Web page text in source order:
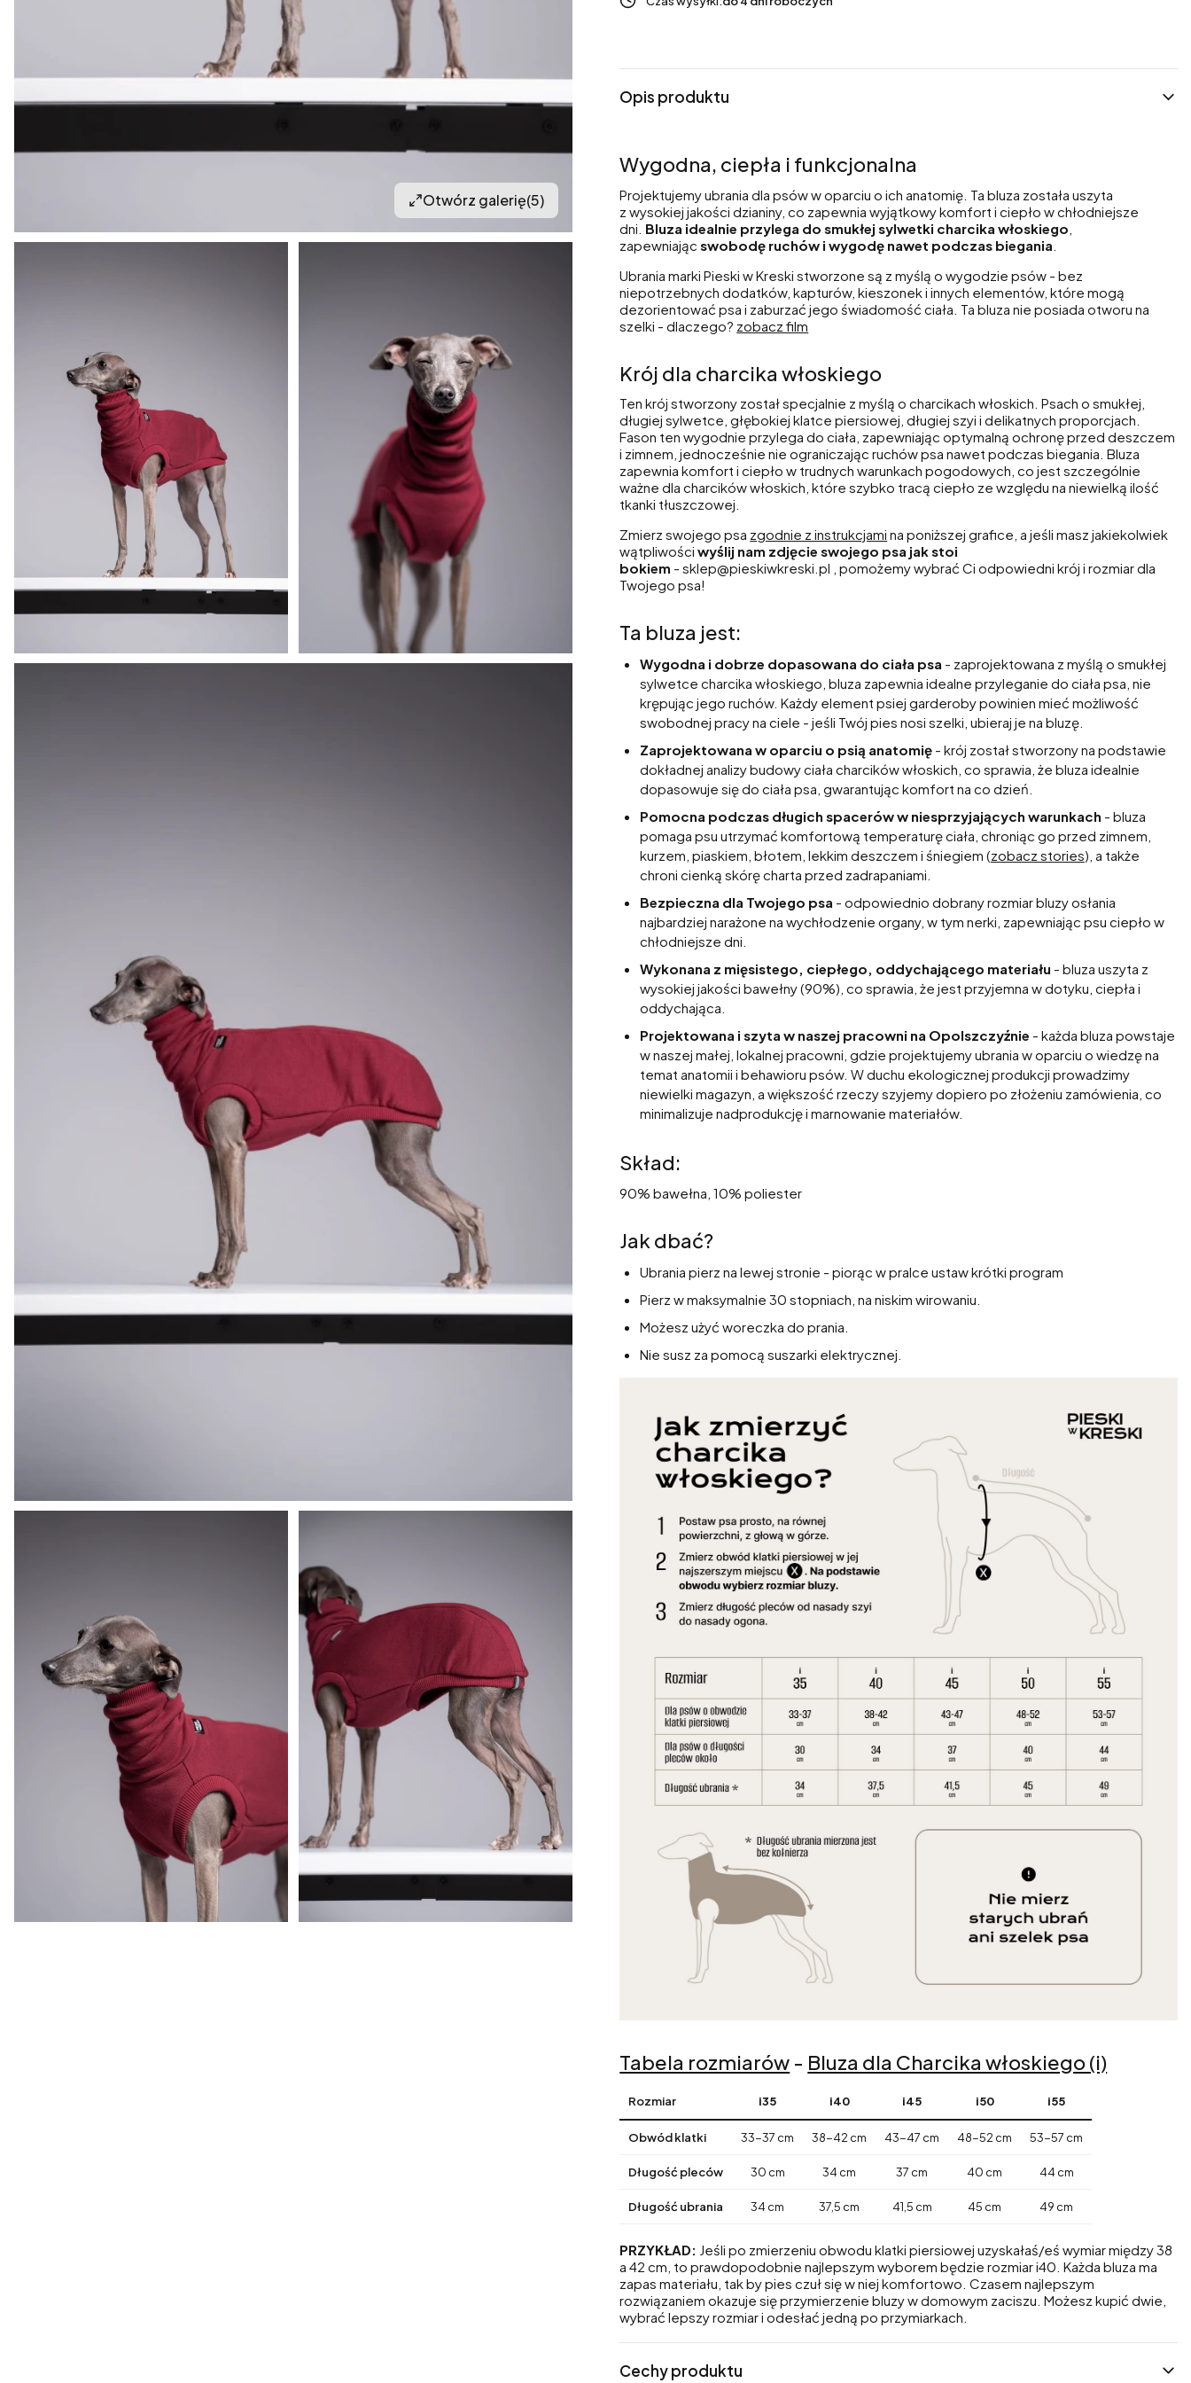
Otwórz galerię(5)
Opis produktu
Wygodna, ciepła i funkcjonalna
Projektujemy ubrania dla psów w oparciu o ich anatomię. Ta bluza została uszyta
z wysokiej jakości dzianiny, co zapewnia wyjątkowy komfort i ciepło w chłodniejsze
dni. Bluza idealnie przylega do smukłej sylwetki charcika włoskiego
zapewniającswobodę ruchów i wygodę nawet podczas biegania
Ubrania marki Pieski w Kreski stworzone są z myślą o wygodzie psów - bez
niepotrzebnych dodatków, kapturów, kieszonek i innych elementów, które mogą
dezorientować psa i zaburzać jego świadomość ciała. Ta bluza nie posiada otworu na
szelki - dlaczego? zobacz film
Krój dla charcika włoskiego
Ten krój stworzony został specjalnie z myślą o charcikach włoskich. Psach o smukłej,
długiej sylwetce, głębokiej klatce piersiowej, długiej szyi i delikatnych proporcjach.
Fason ten wygodnie przylega do ciała, zapewniając optymalną ochronę przed deszczem
i zimnem, jednocześnie nie ograniczając ruchów psa nawet podczas biegania. Bluza
zapewnia komfort i ciepło w trudnych warunkach pogodowych, co jest szczególnie
ważne dla charcików włoskich, które szybko tracą ciepło ze względu na niewielką ilość
tkanki tłuszczowej.
Zmierz swojego psa zgodnie z instrukcjami na poniższej grafice, a jeśli masz jakiekolwiek
wątpliwościwyślij nam zdjęcie swojego psa jak stoi
bokiem - sklep@pieskiwkreski.pl , pomożemy wybrać Ci odpowiedni krój i rozmiar dla
Twojego psa!
Ta bluza jest:
Wygodna i dobrze dopasowana do ciała psa - zaprojektowana z myślą o smukłej
sylwetce charcika włoskiego, bluza zapewnia idealne przyleganie do ciała psa, nie
krępując jego ruchów. Każdy element psiej garderoby powinien mieć możliwość
swobodnej pracy na ciele - jeśli Twój pies nosi szelki, ubieraj je na bluzę.
Zaprojektowana w oparciu o psią anatomię- krój został stworzony na podstawie
dokładnej analizy budowy ciała charcików włoskich, co sprawia, że bluza idealnie
dopasowuje się do ciała psa, gwarantując komfort na co dzień.
Pomocna podczas długich spacerów w niesprzyjających warunkach - bluza
pomaga psu utrzymać komfortową temperaturę ciała, chroniąc go przed zimnem,
kurzem, piaskiem, błotem, lekkim deszczem i śniegiem (zobacz stories), a także
chroni cienką skórę charta przed zadrapaniami.
Bezpieczna dla Twojego psa - odpowiednio dobrany rozmiar bluzy osłania
najbardziej narażone na wychłodzenie organy, w tym nerki, zapewniając psu ciepło w
chłodniejsze dni.
Wykonana z mięsistego, ciepłego, oddychającego materiału - bluza uszyta z
wysokiej jakości bawełny (90%), co sprawia, że jest przyjemna w dotyku, ciepła i
oddychająca.
Projektowana i szyta w naszej pracowni na Opolszczyźnie - każda bluza powstaje
w naszej małej, lokalnej pracowni, gdzie projektujemy ubrania w oparciu o wiedzę na
temat anatomii i behawioru psów. W duchu ekologicznej produkcji prowadzimy
niewielki magazyn, a większość rzeczy szyjemy dopiero po złożeniu zamówienia, co
minimalizuje nadprodukcję i marnowanie materiałów.
Skład:
90% bawełna, 10% poliester
Jak dbać?
Ubrania pierz na lewej stronie - piorąc w pralce ustaw krótki program
Pierz w maksymalnie 30 stopniach, na niskim wirowaniu.
Możesz użyć woreczka do prania.
Nie susz za pomocą suszarki elektrycznej.
Tabela rozmiarów - Bluza dla Charcika włoskiego (i)
Rozmiar i35 i40 i45 i50 i55
Obwód klatki 33-37 cm 38-42 cm 43-47 cm 48-52 cm 53-57 cm
Długość pleców 30 cm 34 cm 37 cm 40 cm 44 cm
Długość ubrania 34 cm 37,5 cm 41,5 cm 45 cm 49 cm
PRZYKŁAD: Jeśli po zmierzeniu obwodu klatki piersiowej uzyskałaś/eś wymiar między 38
a 42 cm, to prawdopodobnie najlepszym wyborem będzie rozmiar i40. Każda bluza ma
zapas materiału, tak by pies czuł się w niej komfortowo. Czasem najlepszym
rozwiązaniem okazuje się przymierzenie bluzy w domowym zaciszu. Możesz kupić dwie,
wybrać lepszy rozmiar i odesłać jedną po przymiarkach.
Cechy produktu